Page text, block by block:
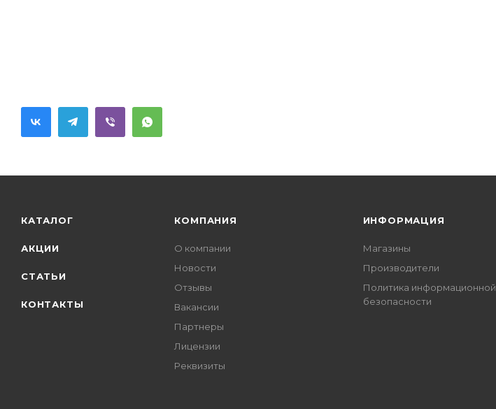
КАТАЛОГ
АКЦИИ
СТАТЬИ
КОНТАКТЫ
КОМПАНИЯ
О компании
Новости
Отзывы
Вакансии
Партнеры
Лицензии
Реквизиты
ИНФОРМАЦИЯ
Магазины
Производители
Политика информационной
безопасности